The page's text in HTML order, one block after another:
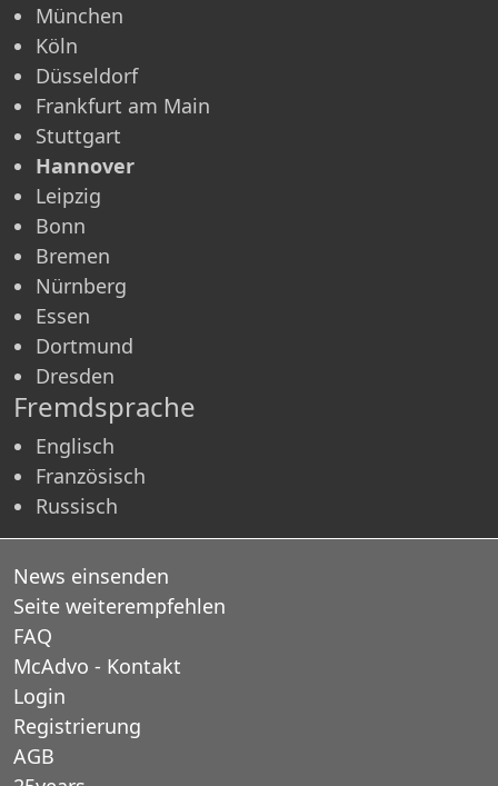
München
Köln
Düsseldorf
Frankfurt am Main
Stuttgart
Hannover
Leipzig
Bonn
Bremen
Nürnberg
Essen
Dortmund
Dresden
Fremdsprache
Englisch
Französisch
Russisch
News einsenden
Seite weiterempfehlen
FAQ
McAdvo - Kontakt
Login
Registrierung
AGB